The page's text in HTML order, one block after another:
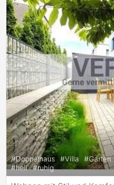
#Doppelhaus #Villa #Garten
#hell #ruhig